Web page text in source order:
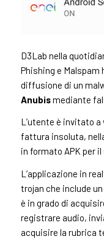
D3Lab nella
Phishing e Malspam
diffusione di un
Anubismediante
L’utente è invitato
fattura insoluta,
in formato APK per
L’applicazione in
trojan che include
è in grado di
registrare audio,
acquisire la rubrica